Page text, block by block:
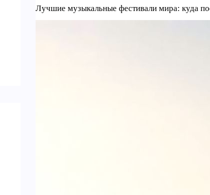
Лучшие музыкальные фестивали мира: куда